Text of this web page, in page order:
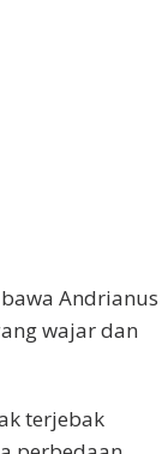
Andrianus
wajar dan
terjebak